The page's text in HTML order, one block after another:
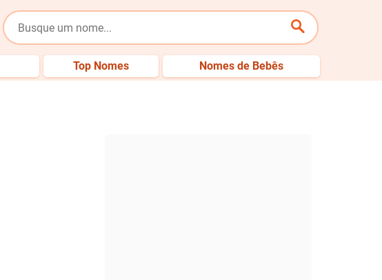
Top Nomes Nomes de Bebês